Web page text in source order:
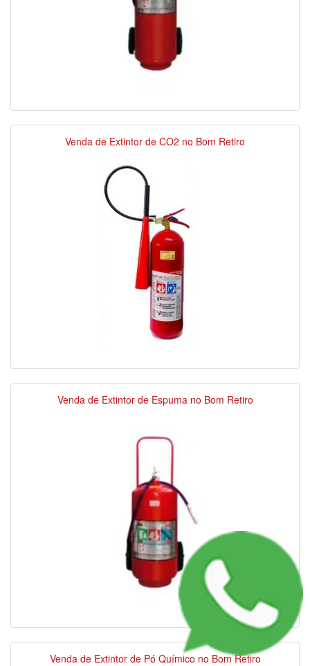
Venda de Extintor de CO2 no Bom Retiro
Venda de Extintor de Espuma no Bom Retiro
Venda de Extintor de Pó Químico no Bom Retiro